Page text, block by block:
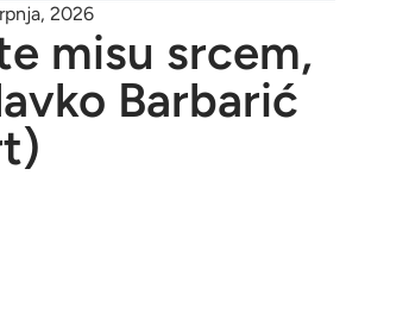
2026
misu srcem,
Barbarić